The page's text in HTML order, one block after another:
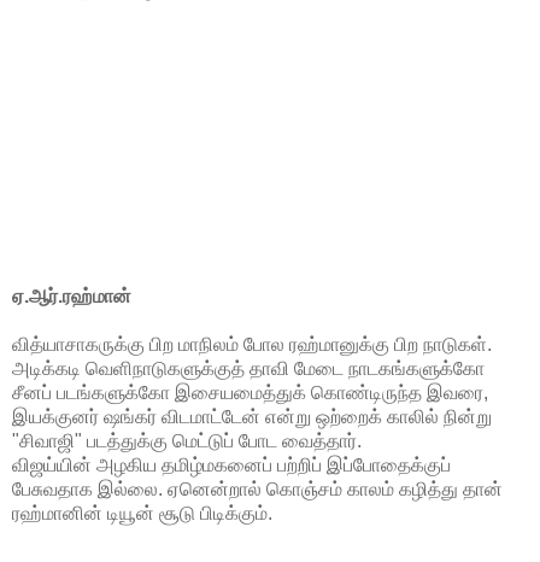
ஏ.ஆர்.ரஹ்மான்
வித்யாசாகருக்கு பிற மாநிலம் போல ரஹ்மானுக்கு பிற நாடுகள்.
அடிக்கடி வெளிநாடுகளுக்குத் தாவி மேடை நாடகங்களுக்கோ
சீனப் படங்களுக்கோ இசையமைத்துக் கொண்டிருந்த இவரை,
இயக்குனர் ஷங்கர் விடமாட்டேன் என்று ஒற்றைக் காலில் நின்று
"சிவாஜி" படத்துக்கு மெட்டுப் போட வைத்தார்.
விஜய்யின் அழகிய தமிழ்மகனைப் பற்றிப் இப்போதைக்குப்
பேசுவதாக இல்லை. ஏனென்றால் கொஞ்சம் காலம் கழித்து தான்
ரஹ்மானின் டியூன் சூடு பிடிக்கும்.